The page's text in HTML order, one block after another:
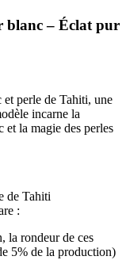
blanc – Éclat pur
et perle de Tahiti, une
incarne la
et la magie des perles
de Tahiti
:
la rondeur de ces
5% de la production)